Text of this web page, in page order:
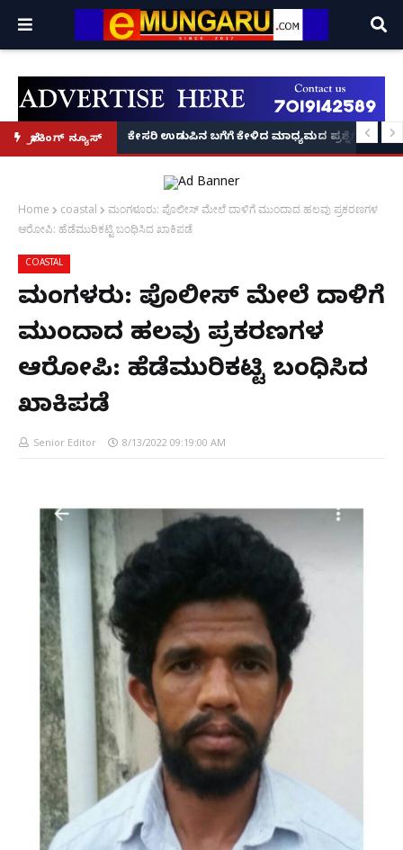
ಬ್ರೇಕಿಂಗ್ ನ್ಯೂಸ್
ವಶಕ್ಕೆ! ₹50 ಕೋಟಿ ಟರ್ನೋವರ್ ಗಳಿಸಿದ ಕನ್ನಡಿಗನ 'ಬ್ಯಾಂಬ್ರೂ' ಕಥೆ!
ಕೇಸರಿ ಉಡುಪಿನ ಬಗೆಗೆ ಕೇಳಿದ ಮಾಧ್ಯಮದ ಪ್ರಶ್ನೆಗೆ ಖಡಕ್
Home coastal
ಮಂಗಳೂರು: ಪೊಲೀಸ್ ಮೇಲೆ ದಾಳಿಗೆ ಮುಂದಾದ ಹಲವು ಪ್ರಕರಣಗಳ
ಆರೋಪಿ: ಹೆಡೆಮುರಿಕಟ್ಟಿ ಬಂಧಿಸಿದ ಖಾಕಿಪಡೆ
COASTAL
ಮಂಗಳೂರು: ಪೊಲೀಸ್ ಮೇಲೆ ದಾಳಿಗೆ
ಮುಂದಾದ ಹಲವು ಪ್ರಕರಣಗಳ
ಆರೋಪಿ: ಹೆಡೆಮುರಿಕಟ್ಟಿ ಬಂಧಿಸಿದ
ಖಾಕಿಪಡೆ
Senior Editor 8/13/2022 09:19:00 AM